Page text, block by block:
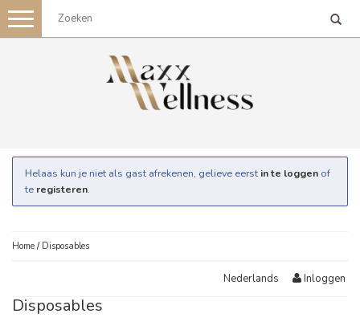
Toggle
navigation
Helaas kun je niet als gast afrekenen, gelieve eerst in te loggen of
te registeren.
Home / Disposables
Nederlands Inloggen
Disposables